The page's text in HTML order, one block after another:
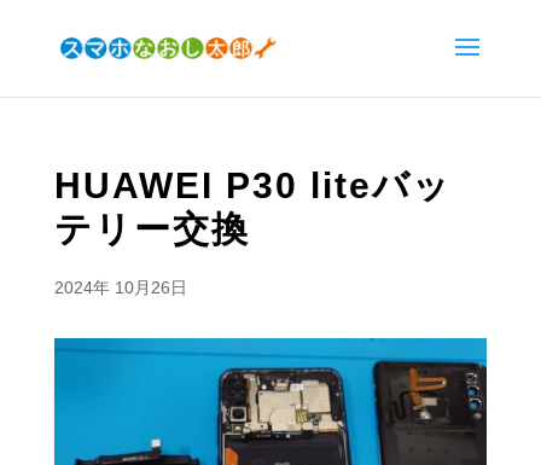
HUAWEI P30 liteバッ
テリー交換
2024年 10月26日